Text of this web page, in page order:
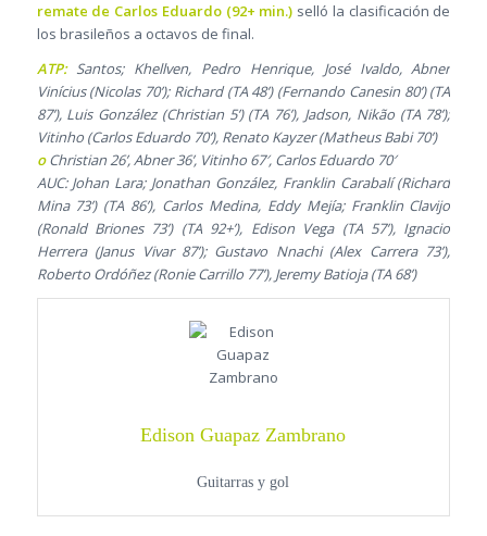
remate de Carlos Eduardo (92+ min.) selló la clasificación de
los brasileños a octavos de final.
ATP:Santos; Khellven, Pedro Henrique, José Ivaldo, Abner
Vinícius (Nicolas 70’); Richard (TA 48’) (Fernando Canesin 80’) (TA
87’), Luis González (Christian 5’) (TA 76’), Jadson, Nikão (TA 78’);
Vitinho (Carlos Eduardo 70’), Renato Kayzer (Matheus Babi 70’)
oChristian 26’, Abner 36’, Vitinho 67′, Carlos Eduardo 70′
AUC: Johan Lara; Jonathan González, Franklin Carabalí (Richard
Mina 73’) (TA 86’), Carlos Medina, Eddy Mejía; Franklin Clavijo
(Ronald Briones 73’) (TA 92+’), Edison Vega (TA 57’), Ignacio
Herrera (Janus Vivar 87’); Gustavo Nnachi (Alex Carrera 73’),
Roberto Ordóñez (Ronie Carrillo 77’), Jeremy Batioja (TA 68’)
Edison Guapaz Zambrano
Guitarras y gol